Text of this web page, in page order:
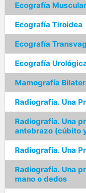
Ecografía
Ecografía Tiroidea
Ecografía
Ecografía
Mamografía
Radiografía. Una
Radiografía. Una
antebrazo (cúbito
Radiografía. Una
Radiografía. Una
mano o dedos